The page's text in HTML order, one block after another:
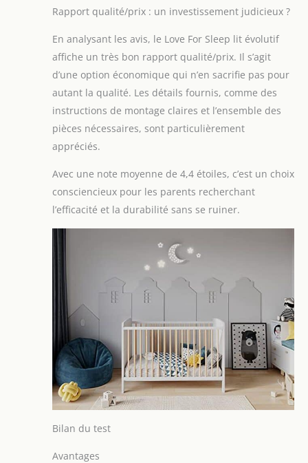
Rapport qualité/prix : un investissement judicieux ?
En analysant les avis, le Love For Sleep lit évolutif
affiche un très bon rapport qualité/prix. Il s’agit
d’une option économique qui n’en sacrifie pas pour
autant la qualité. Les détails fournis, comme des
instructions de montage claires et l’ensemble des
pièces nécessaires, sont particulièrement
appréciés.
Avec une note moyenne de 4,4 étoiles, c’est un choix
consciencieux pour les parents recherchant
l’efficacité et la durabilité sans se ruiner.
Bilan du test
Avantages